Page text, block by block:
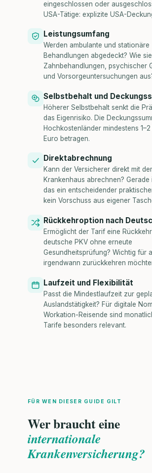
eingeschlossen oder
USA-Tätige: explizite USA-
Leistungsumfang
Werden ambulante und stationäre
Behandlungen abgedeckt? Wie
Zahnbehandlungen, psychischer
und Vorsorgeuntersuchungen
Selbstbehalt und
Höherer Selbstbehalt senkt die
das Eigenrisiko. Die
Hochkostenländer mindestens
Euro betragen.
Direktabrechnung
Kann der Versicherer direkt mit
Krankenhaus abrechnen?
das ein entscheidender
kein Vorschuss aus eigener
Rückkehroption nach
Ermöglicht der Tarif eine
deutsche PKV ohne erneute
Gesundheitsprüfung? Wichtig für
irgendwann zurückkehren
Laufzeit und Flexibilität
Passt die Mindestlaufzeit zur
Auslandstätigkeit? Für digitale
Workation-Reisende sind
Tarife besonders relevant.
FÜR WEN DIESER GUIDE GILT
Wer braucht eine
internationale
Krankenversicherung?